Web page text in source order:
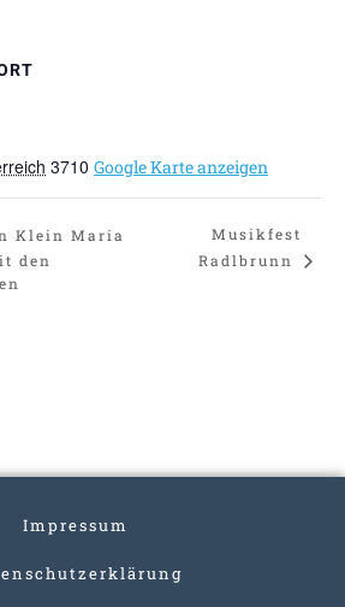
3710 Google Karte anzeigen
Klein Maria
den
Musikfest
Radlbrunn
Impressum